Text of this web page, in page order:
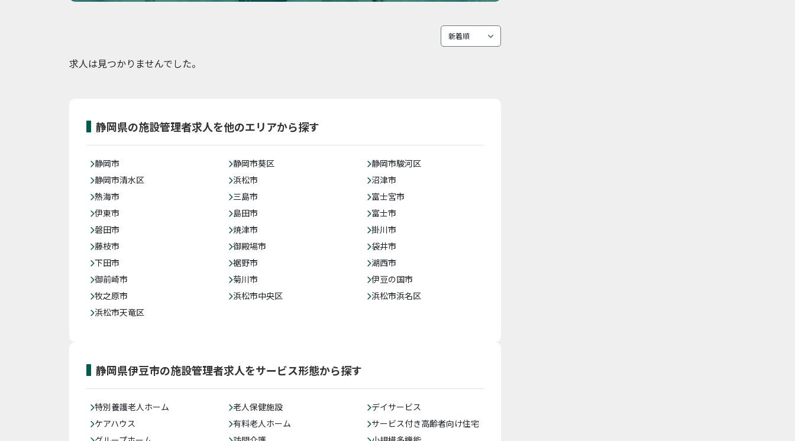
求人は見つかりませんでした。
静岡県の施設管理者求人を他のエリアから探す
静岡市 静岡市葵区
静岡市駿河区
静岡市清水区
浜松市
沼津市
熱海市
三島市
富士宮市
伊東市
島田市
富士市
磐田市
焼津市
掛川市
藤枝市
御殿場市
袋井市
下田市
裾野市
湖西市
御前崎市
菊川市
伊豆の国市
牧之原市
浜松市中央区
浜松市浜名区
浜松市天竜区
静岡県伊豆市の施設管理者求人をサービス形態から探す
特別養護老人ホーム 老人保健施設
デイサービス
ケアハウス
有料老人ホーム
サービス付き高齢者向け住宅